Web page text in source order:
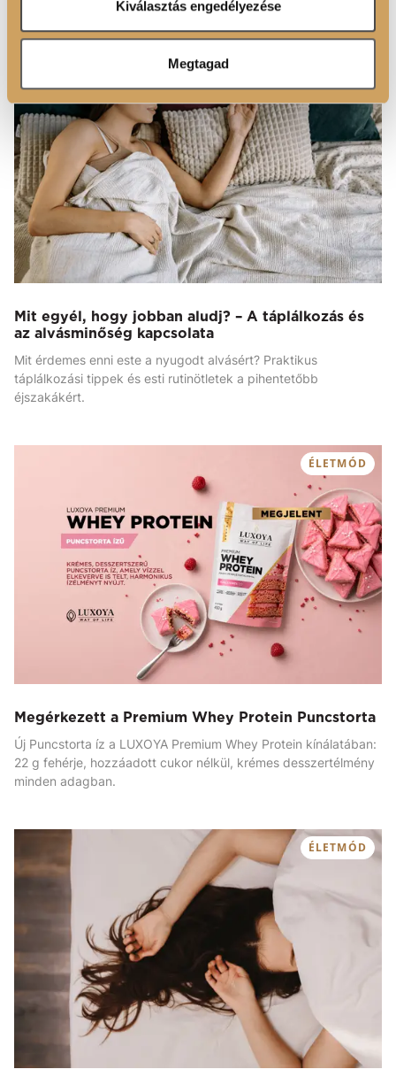
Kiválasztás engedélyezése
Megtagad
Mit egyél, hogy jobban aludj? – A táplálkozás és
az alvásminőség kapcsolata
Mit érdemes enni este a nyugodt alvásért? Praktikus
táplálkozási tippek és esti rutinötletek a pihentetőbb
éjszakákért.
ÉLETMÓD
Megérkezett a Premium Whey Protein Puncstorta
Új Puncstorta íz a LUXOYA Premium Whey Protein kínálatában:
22 g fehérje, hozzáadott cukor nélkül, krémes desszertélmény
minden adagban.
ÉLETMÓD